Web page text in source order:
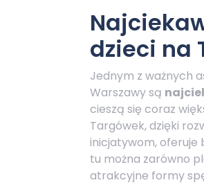
dzieci na
Jednym z ważnych
Warszawy są
cieszą się coraz
Targówek, dzięki
inicjatywom, oferuje
tu można zarówno
atrakcyjne formy